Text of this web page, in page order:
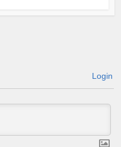
Login